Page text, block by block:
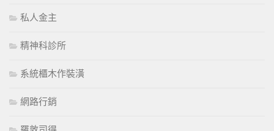
私人金主
精神科診所
系統櫃木作裝潢
網路行銷